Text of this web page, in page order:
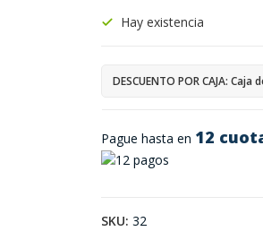
Pague hasta en 12
Hay existencia
DESCUENTO POR CAJA:
SKU: 32